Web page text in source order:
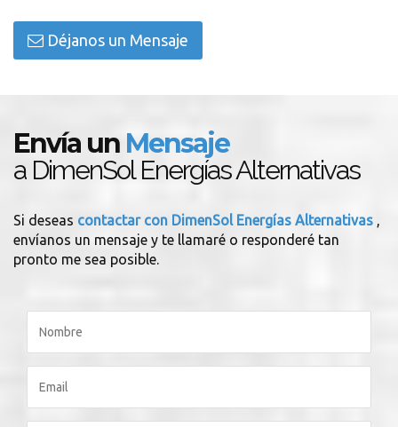
Déjanos un Mensaje
Envía un Mensaje
a DimenSol Energías Alternativas
Si deseas contactar con DimenSol Energías Alternativas ,
envíanos un mensaje y te llamaré o responderé tan
pronto me sea posible.